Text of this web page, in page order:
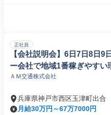
正社員
【会社説明会】6日7日8日9
ー会社で地域1番稼ぎやすい
ＡＭ交通株式会社
兵庫県神戸市西区玉津町出合
月給30万円～67万7000円